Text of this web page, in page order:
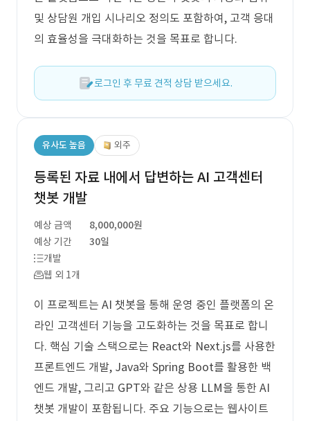
및 상담원 개입 시나리오 정의도 포함하여, 고객 응대
의 효율성을 극대화하는 것을 목표로 합니다.
로그인 후 무료 견적 상담 받으세요.
유사도 높음 외주
등록된 자료 내에서 답변하는 AI 고객센터
챗봇 개발
예상 금액
8,000,000원
예상 기간
30일
개발
웹 외 1개
이 프로젝트는 AI 챗봇을 통해 운영 중인 플랫폼의 온
라인 고객센터 기능을 고도화하는 것을 목표로 합니
다. 핵심 기술 스택으로는 React와 Next.js를 사용한
프론트엔드 개발, Java와 Spring Boot를 활용한 백
엔드 개발, 그리고 GPT와 같은 상용 LLM을 통한 AI
챗봇 개발이 포함됩니다. 주요 기능으로는 웹사이트